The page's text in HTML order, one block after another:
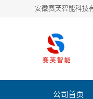
公司首页